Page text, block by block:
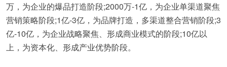
万，为企业的爆品打造阶段;2000万-1亿，为企业单渠道聚焦
营销策略阶段;1亿-3亿，为品牌打造，多渠道整合营销阶段;3
亿-10亿，为企业战略聚焦、形成商业模式的阶段;10亿以
上，为资本化、形成产业优势阶段。